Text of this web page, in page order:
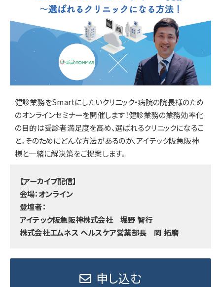
健診業務をSmartにしたいクリニック・病院の院長様のため
のオンラインセミナーを開催します！健診業務の業務効率化
の目的は受診者満足度を高め、選ばれるクリニックになるこ
と。そのためにどんな方法があるのか、アイテック阪急阪神
様と一緒に解決策をご提案します。
【アーカイブ配信】
会場：オンライン
登壇者：
アイテック阪急阪神株式会社 堀野 智行
株式会社エムネス ヘルスケア営業部長 岡 拓磨
申し込む